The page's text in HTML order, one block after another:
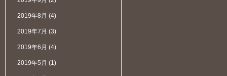
2019年8月 (4)
2019年7月 (3)
2019年6月 (4)
2019年5月 (1)